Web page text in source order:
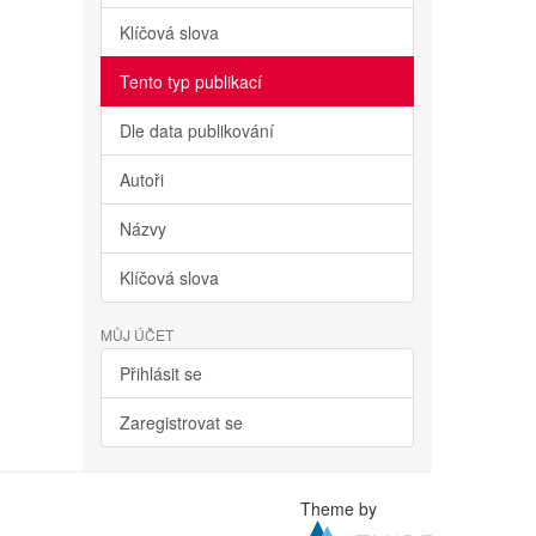
Klíčová slova
Tento typ publikací
Dle data publikování
Autoři
Názvy
Klíčová slova
MŮJ ÚČET
Přihlásit se
Zaregistrovat se
Theme by